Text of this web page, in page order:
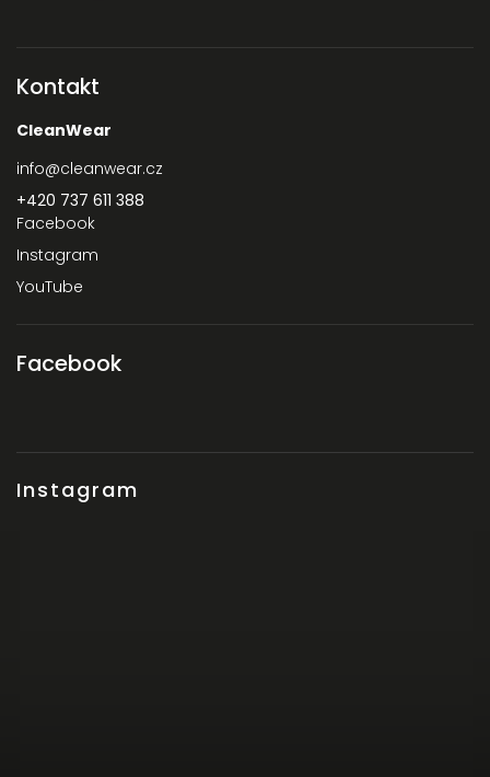
Instagram
Kontakt
CleanWear
info@cleanwear.cz
+420 737 611 388‬
Facebook
Instagram
YouTube
Facebook